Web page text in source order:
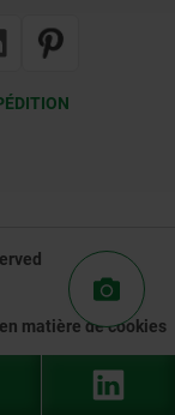
matière de cookies